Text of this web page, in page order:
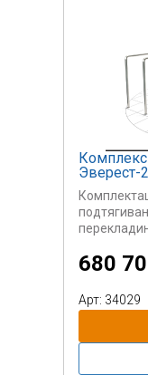
Эверест-2
Полностью
для
для всей
680
Арт: 34029